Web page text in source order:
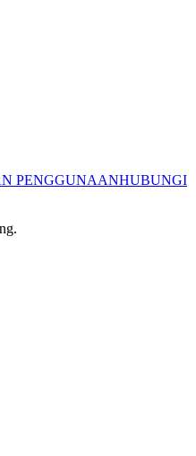
PENGGUNAANHUBUNGI